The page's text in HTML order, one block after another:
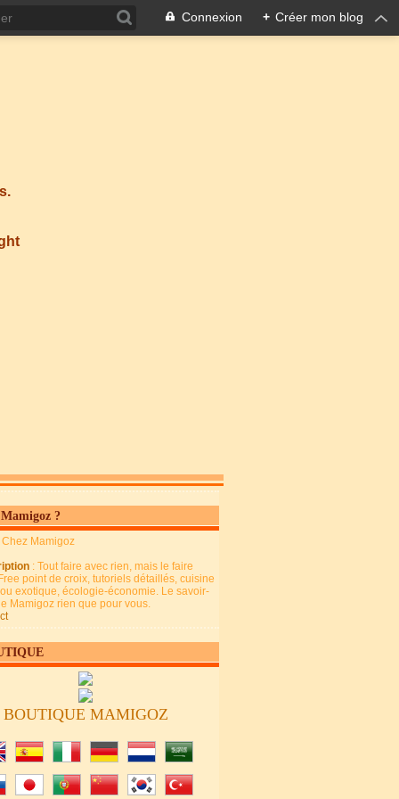
Connexion + Créer mon blog
?
Chez Mamigoz
: Tout faire avec rien, mais le faire
point de croix, tutoriels détaillés, cuisine
exotique, écologie-économie. Le savoir-
Mamigoz rien que pour vous.
BOUTIQUE MAMIGOZ